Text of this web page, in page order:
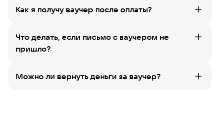
Как я получу ваучер после оплаты?
Что делать, если письмо с ваучером не
пришло?
Можно ли вернуть деньги за ваучер?